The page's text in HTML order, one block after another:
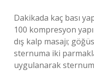
Dakikada kaç bası
100 kompresyon
dış kalp masajı;
sternuma iki
uygulanarak